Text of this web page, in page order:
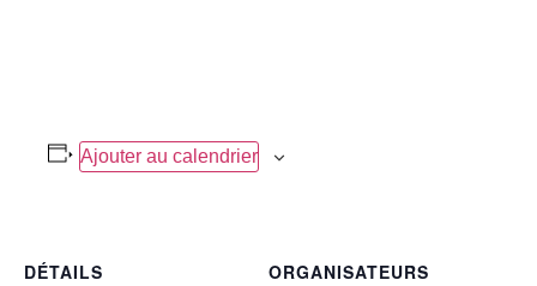
Ajouter au calendrier
DÉTAILS
ORGANISATEURS